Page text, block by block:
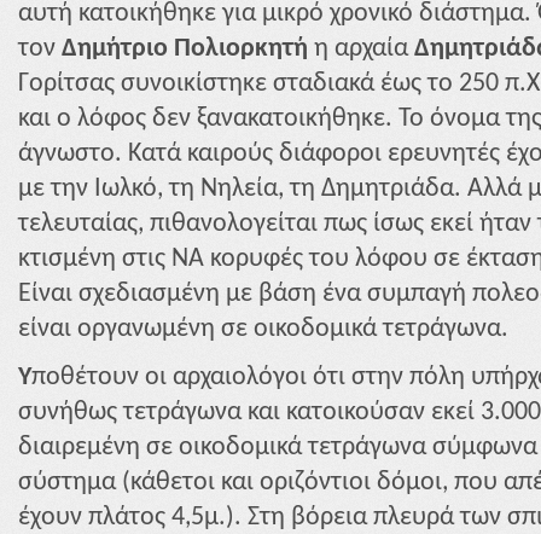
αυτή κατοικήθηκε για μικρό χρονικό
τον Δημήτριο Πολιορκητή η αρχαία
Γορίτσας συνοικίστηκε σταδιακά έως το 250
και ο λόφος δεν ξανακατοικήθηκε. Το όνομα
άγνωστο. Κατά καιρούς διάφοροι ερευνητές
με την Ιωλκό, τη Νηλεία, τη Δημητριάδα. Αλλά
τελευταίας, πιθανολογείται πως ίσως εκεί
κτισμένη στις ΝΑ κορυφές του λόφου σε
Είναι σχεδιασμένη με βάση ένα συμπαγή
είναι οργανωμένη σε οικοδομικά τετράγωνα.
Υποθέτουν οι αρχαιολόγοι ότι στην πόλη
συνήθως τετράγωνα και κατοικούσαν εκεί
διαιρεμένη σε οικοδομικά τετράγωνα
σύστημα (κάθετοι και οριζόντιοι δόμοι, που
έχουν πλάτος 4,5μ.). Στη βόρεια πλευρά των